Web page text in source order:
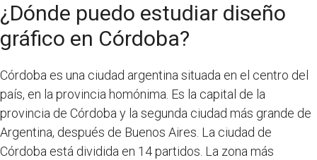
¿Dónde puedo estudiar diseño
gráfico en Córdoba?
Córdoba es una ciudad argentina situada en el centro del
país, en la provincia homónima. Es la capital de la
provincia de Córdoba y la segunda ciudad más grande de
Argentina, después de Buenos Aires. La ciudad de
Córdoba está dividida en 14 partidos. La zona más